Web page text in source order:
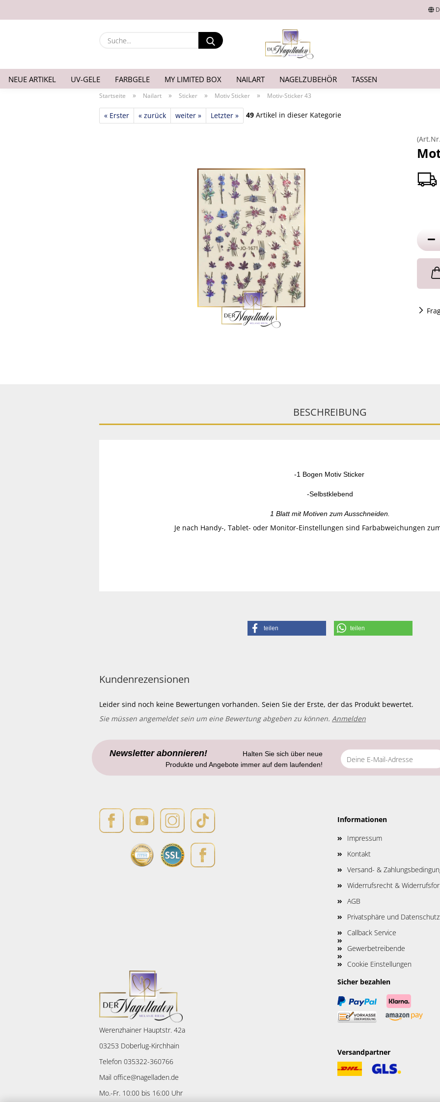
Passwort
Konto erstellen
Suche...
NEUE ARTIKEL UV-GELE FARBGELE MY LIMITED BOX NAILART NAGELZUBEHÖR TASSEN
Startseite » Nailart » Sticker » Motiv Sticker » Motiv-Sticker 43
« Erster « zurück weiter » Letzter » 49 Artikel in dieser Kategorie
BESCHREIBUNG
-1 Bogen Motiv Sticker
-Selbstklebend
1 Blatt mit Motiven zum Ausschneiden.
Je nach Handy-, Tablet- oder Monitor-Einstellungen sind Farbabweichungen
teilen teilen
Kundenrezensionen
Leider sind noch keine Bewertungen vorhanden. Seien Sie der Erste, der das Produkt bewertet.
Sie müssen angemeldet sein um eine Bewertung abgeben zu können. Anmelden
Newsletter abonnieren!
Halten Sie sich über neue
Produkte und Angebote immer auf dem laufenden!
Informationen
Impressum
Kontakt
Versand- &
Widerrufsrecht &
AGB
Privatsphäre und Datenschutz
Callback Service
Gewerbetreibende
Cookie Einstellungen
Werenzhainer Hauptstr. 42a
03253 Doberlug-Kirchhain
Telefon 035322-360766
Mail office@nagelladen.de
Mo.-Fr. 10:00 bis 16:00 Uhr
Sicher bezahlen
Versandpartner